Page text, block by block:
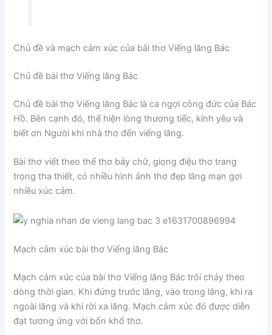
Chủ đề và mạch cảm xúc của bài thơ Viếng lăng Bác
Chủ đề bài thơ Viếng lăng Bác
Chủ đề bài thơ Viếng lăng Bác là ca ngợi công đức của Bác
Hồ. Bên cạnh đó, thể hiện lòng thương tiếc, kính yêu và
biết ơn Người khi nhà thơ đến viếng lăng.
Bài thơ viết theo thể thơ bảy chữ, giọng điệu thơ trang
trọng tha thiết, có nhiều hình ảnh thơ đẹp lãng mạn gợi
nhiều xúc cảm.
Mạch cảm xúc bài thơ Viếng lăng Bác
Mạch cảm xúc của bài thơ Viếng lăng Bác trôi chảy theo
dòng thời gian. Khi đứng trước lăng, vào trong lăng, khi ra
ngoài lăng và khi rời xa lăng. Mạch cảm xúc đó được diễn
đạttương ứng với bốn khổ thơ.